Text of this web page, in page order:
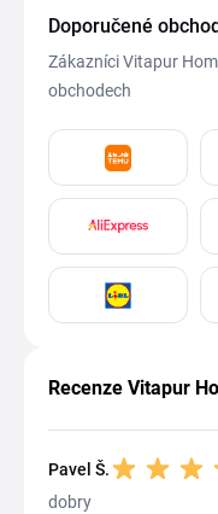
Doporučené
Zákazníci Vitapur
obchodech
Recenze Vitapur
Pavel Š.
dobry